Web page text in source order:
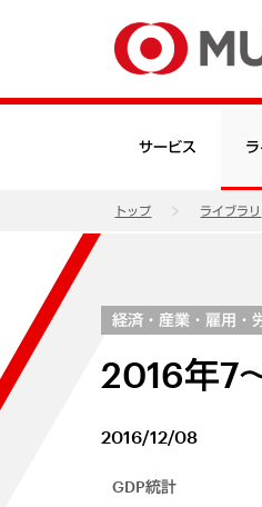
サービス
トップ ライブラリ
経済・産業・雇用・
2016年7
2016/12/08
GDP統計